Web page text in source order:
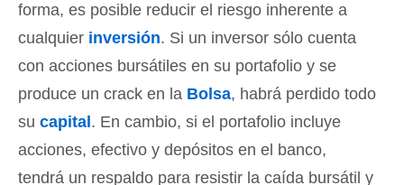
forma, es posible reducir el riesgo inherente a
cualquier inversión. Si un inversor sólo cuenta
con acciones bursátiles en su portafolio y se
produce un crack en la Bolsa, habrá perdido todo
su capital . En cambio, si el portafolio incluye
acciones, efectivo y depósitos en el banco,
tendrá un respaldo para resistir la caída bursátil y